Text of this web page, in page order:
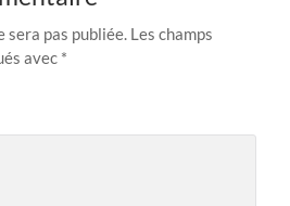
sera pas publiée. Les champs
avec *